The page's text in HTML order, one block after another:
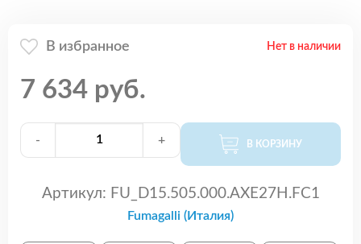
В избранное Нет в наличии
7 634 руб.
- + В КОРЗИНУ
Артикул: FU_D15.505.000.AXE27H.FC1
Fumagalli (Италия)